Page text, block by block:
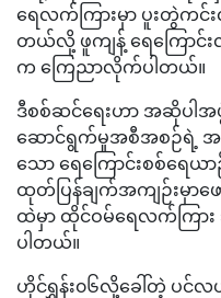
ရေလက်ကြားမှာ ပူးတွဲက
တယ်လို့ ဖူကျန့် ရေကြောင်း
က ကြေညာလိုက်ပါတယ်။
ဒီစစ်ဆင်ရေးဟာ အဆိုပါ
ဆောင်ရွက်မှုအစီအစဉ်ရဲ့ အစိ
သော ရေကြောင်းစစ်ရေ
ထုတ်ပြန်ချက်အကျဉ်းမှာဖ
ထဲမှာ ထိုင်ဝမ်ရေလက်ကြား
ပါတယ်။
ဟိုင်ရွှန်း၀၆လို့ခေါ်တဲ့ ပင်